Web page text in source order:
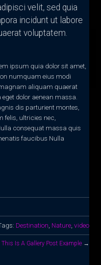
velit, sed quia
incidunt ut labore
voluptatem.
ipsum quia dolor sit amet,
numquam eius modi
aliquam quaerat
dolor aenean massa.
dis parturient montes,
ultricies nec,
consequat massa quis
faucibus Nulla
Destination Nature video
This Is A Gallery Post Example →